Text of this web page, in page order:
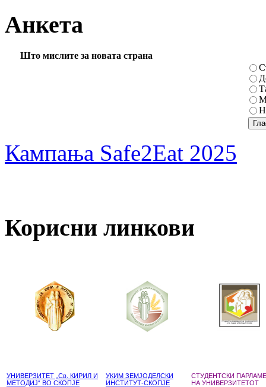
Анкета
Што мислите за новата страна
Кампања Safe2Eat 2025
Корисни линкови
УНИВЕРЗИТЕТ „Св. КИРИЛ И
МЕТОДИЈ“ ВО СКОПЈЕ
УКИМ ЗЕМЈОДЕЛСКИ
ИНСТИТУТ-СКОПЈЕ
СТУДЕНТСКИ
НА УНИВЕРЗИТЕТОТ